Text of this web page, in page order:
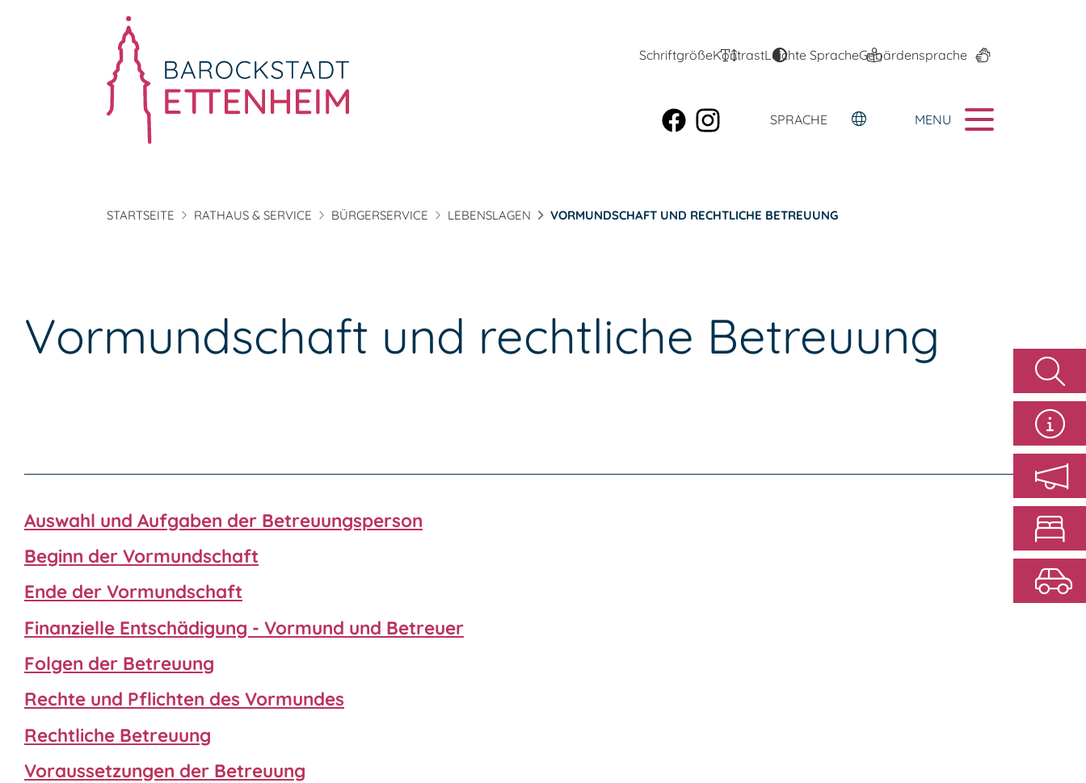
SchriftgrößeKontrastLeichte SpracheGebärdensprache
SPRACHE MENU
STARTSEITE RATHAUS & SERVICE BÜRGERSERVICE LEBENSLAGEN VORMUNDSCHAFT UND RECHTLICHE BETREUUNG
Vormundschaft und rechtliche Betreuung
Auswahl und Aufgaben der Betreuungsperson
Beginn der Vormundschaft
Ende der Vormundschaft
Finanzielle Entschädigung - Vormund und Betreuer
Folgen der Betreuung
Rechte und Pflichten des Vormundes
Rechtliche Betreuung
Voraussetzungen der Betreuung